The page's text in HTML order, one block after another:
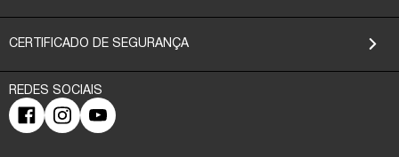
CERTIFICADO DE SEGURANÇA